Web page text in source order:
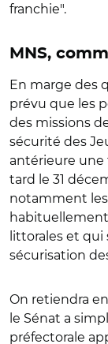
franchie".
MNS,
En marge des
prévu que les
des missions
sécurité des
antérieure une
tard le 31
notamment
littorales et qui
sécurisation
On retiendra
le Sénat a
préfectorale